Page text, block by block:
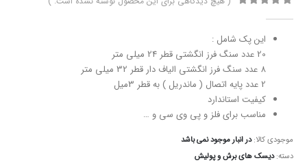
این پک شامل :
20 عدد سنگ فرز انگشتی قطر 24 میلی متر
8 عدد سنگ فرز انگشتی الیاف دار قطر 32 میلی متر
2 عدد پایه اتصال ( ماندریل ) به قطر 3میل
کیفیت استاندارد
مناسب برای فلز و پی وی سی و …
موجودی کالا:در انبار موجود نمی باشد
دسته:دیسک های برش و پولیش